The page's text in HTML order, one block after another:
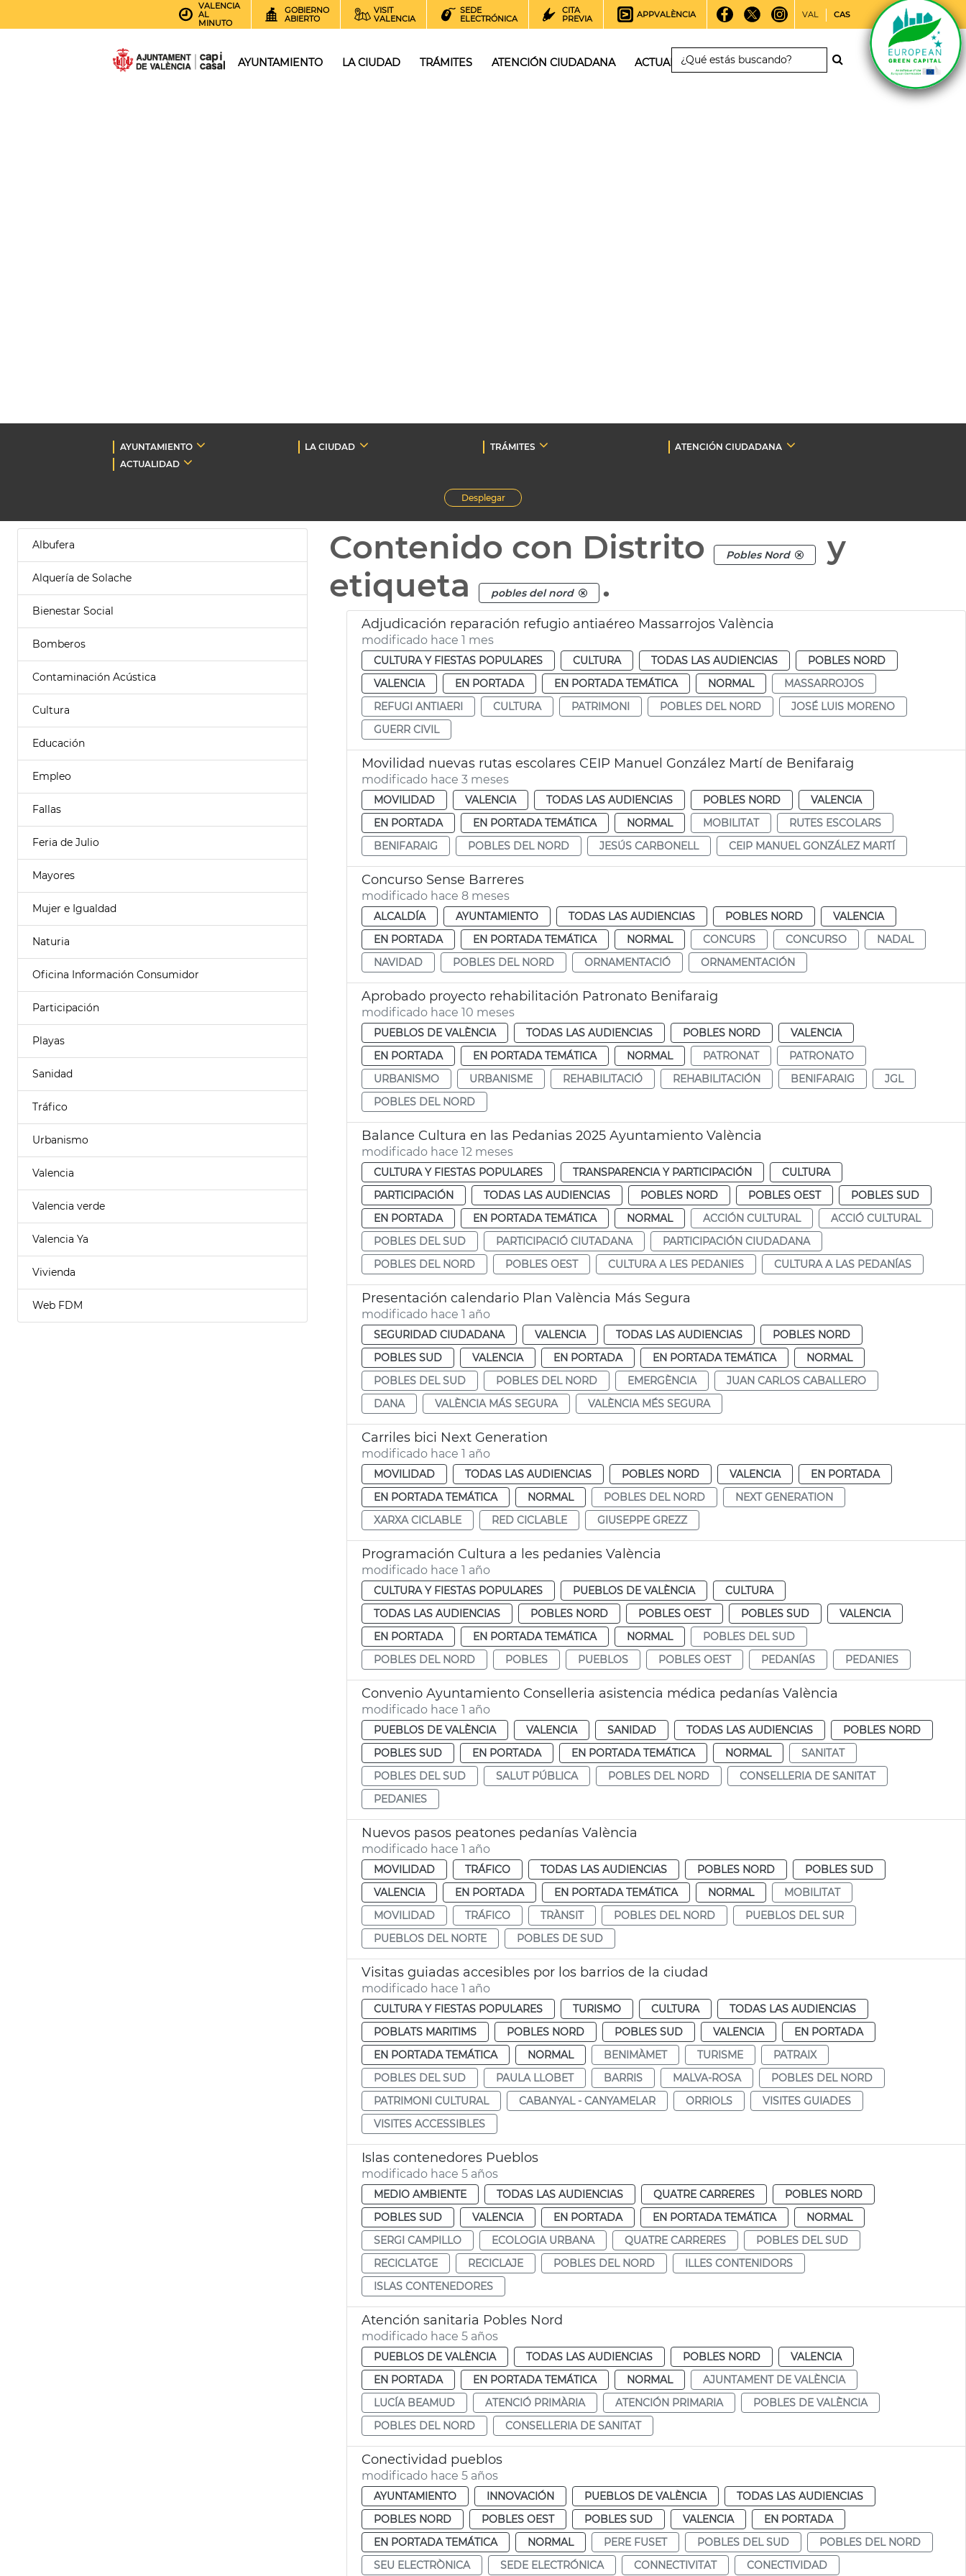
VALENCIA
AL
MINUTO
GOBIERNO
ABIERTO
VISIT
VALENCIA
SEDE
ELECTRÓNICA
CITA
PREVIA
APPVALÈNCIA VAL CAS
AYUNTAMIENTO LA CIUDAD TRÁMITES ATENCIÓN CIUDADANA ACTUALIDAD
AYUNTAMIENTO LA CIUDAD TRÁMITES
ATENCIÓN CIUDADANA
ACTUALIDAD
Desplegar
Albufera
Alquería de Solache
Bienestar Social
Bomberos
Contaminación Acústica
Cultura
Educación
Empleo
Fallas
Feria de Julio
Mayores
Mujer e Igualdad
Naturia
Oficina Información Consumidor
Participación
Playas
Sanidad
Tráfico
Urbanismo
Valencia
Valencia verde
Valencia Ya
Vivienda
Web FDM
Contenido con Distrito Pobles Nord
y
etiqueta
pobles del nord .
Adjudicación reparación refugio antiaéreo Massarrojos València
modificado hace 1 mes
CULTURA Y FIESTAS POPULARES CULTURA TODAS LAS AUDIENCIAS
POBLES NORD
VALENCIA
EN PORTADA EN PORTADA TEMÁTICA NORMAL
MASSARROJOS
REFUGI ANTIAERI
CULTURA PATRIMONI POBLES DEL NORD
JOSÉ LUIS MORENO
GUERR CIVIL
Movilidad nuevas rutas escolares CEIP Manuel González Martí de Benifaraig
modificado hace 3 meses
MOVILIDAD VALENCIA TODAS LAS AUDIENCIAS POBLES NORD
VALENCIA
EN PORTADA
EN PORTADA TEMÁTICA NORMAL MOBILITAT
RUTES ESCOLARS
BENIFARAIG
POBLES DEL NORD JESÚS CARBONELL CEIP MANUEL GONZÁLEZ MARTÍ
Concurso Sense Barreres
modificado hace 8 meses
ALCALDÍA AYUNTAMIENTO TODAS LAS AUDIENCIAS POBLES NORD
VALENCIA
EN PORTADA
EN PORTADA TEMÁTICA NORMAL CONCURS CONCURSO
NADAL
NAVIDAD
POBLES DEL NORD ORNAMENTACIÓ ORNAMENTACIÓN
Aprobado proyecto rehabilitación Patronato Benifaraig
modificado hace 10 meses
PUEBLOS DE VALÈNCIA TODAS LAS AUDIENCIAS POBLES NORD
VALENCIA
EN PORTADA
EN PORTADA TEMÁTICA NORMAL PATRONAT
PATRONATO
URBANISMO
URBANISME REHABILITACIÓ REHABILITACIÓN BENIFARAIG
JGL
POBLES DEL NORD
Balance Cultura en las Pedanias 2025 Ayuntamiento València
modificado hace 12 meses
CULTURA Y FIESTAS POPULARES TRANSPARENCIA Y PARTICIPACIÓN
CULTURA
PARTICIPACIÓN
TODAS LAS AUDIENCIAS POBLES NORD POBLES OEST
POBLES SUD
EN PORTADA
EN PORTADA TEMÁTICA NORMAL ACCIÓN CULTURAL
ACCIÓ CULTURAL
POBLES DEL SUD
PARTICIPACIÓ CIUTADANA
PARTICIPACIÓN CIUDADANA
POBLES DEL NORD
POBLES OEST CULTURA A LES PEDANIES CULTURA A LAS PEDANÍAS
Presentación calendario Plan València Más Segura
modificado hace 1 año
SEGURIDAD CIUDADANA VALENCIA TODAS LAS AUDIENCIAS
POBLES NORD
POBLES SUD
VALENCIA EN PORTADA EN PORTADA TEMÁTICA
NORMAL
POBLES DEL SUD
POBLES DEL NORD EMERGÈNCIA
JUAN CARLOS CABALLERO
DANA
VALÈNCIA MÁS SEGURA VALÈNCIA MÉS SEGURA
Carriles bici Next Generation
modificado hace 1 año
MOVILIDAD TODAS LAS AUDIENCIAS POBLES NORD VALENCIA
EN PORTADA
EN PORTADA TEMÁTICA
NORMAL POBLES DEL NORD
NEXT GENERATION
XARXA CICLABLE
RED CICLABLE GIUSEPPE GREZZ
Programación Cultura a les pedanies València
modificado hace 1 año
CULTURA Y FIESTAS POPULARES PUEBLOS DE VALÈNCIA
CULTURA
TODAS LAS AUDIENCIAS
POBLES NORD POBLES OEST POBLES SUD
VALENCIA
EN PORTADA
EN PORTADA TEMÁTICA NORMAL
POBLES DEL SUD
POBLES DEL NORD
POBLES PUEBLOS POBLES OEST PEDANÍAS PEDANIES
Convenio Ayuntamiento Conselleria asistencia médica pedanías València
modificado hace 1 año
PUEBLOS DE VALÈNCIA VALENCIA SANIDAD TODAS LAS AUDIENCIAS
POBLES NORD
POBLES SUD
EN PORTADA EN PORTADA TEMÁTICA NORMAL
SANITAT
POBLES DEL SUD
SALUT PÚBLICA POBLES DEL NORD
CONSELLERIA DE SANITAT
PEDANIES
Nuevos pasos peatones pedanías València
modificado hace 1 año
MOVILIDAD TRÁFICO TODAS LAS AUDIENCIAS POBLES NORD
POBLES SUD
VALENCIA
EN PORTADA EN PORTADA TEMÁTICA NORMAL
MOBILITAT
MOVILIDAD
TRÁFICO TRÀNSIT POBLES DEL NORD
PUEBLOS DEL SUR
PUEBLOS DEL NORTE
POBLES DE SUD
Visitas guiadas accesibles por los barrios de la ciudad
modificado hace 1 año
CULTURA Y FIESTAS POPULARES TURISMO CULTURA
TODAS LAS AUDIENCIAS
POBLATS MARITIMS
POBLES NORD POBLES SUD VALENCIA
EN PORTADA
EN PORTADA TEMÁTICA
NORMAL BENIMÀMET TURISME
PATRAIX
POBLES DEL SUD
PAULA LLOBET BARRIS MALVA-ROSA
POBLES DEL NORD
PATRIMONI CULTURAL
CABANYAL - CANYAMELAR ORRIOLS
VISITES GUIADES
VISITES ACCESSIBLES
Islas contenedores Pueblos
modificado hace 5 años
MEDIO AMBIENTE TODAS LAS AUDIENCIAS QUATRE CARRERES
POBLES NORD
POBLES SUD
VALENCIA EN PORTADA EN PORTADA TEMÁTICA
NORMAL
SERGI CAMPILLO
ECOLOGIA URBANA QUATRE CARRERES
POBLES DEL SUD
RECICLATGE
RECICLAJE POBLES DEL NORD
ILLES CONTENIDORS
ISLAS CONTENEDORES
Atención sanitaria Pobles Nord
modificado hace 5 años
PUEBLOS DE VALÈNCIA TODAS LAS AUDIENCIAS POBLES NORD
VALENCIA
EN PORTADA
EN PORTADA TEMÁTICA NORMAL
AJUNTAMENT DE VALÈNCIA
LUCÍA BEAMUD
ATENCIÓ PRIMÀRIA ATENCIÓN PRIMARIA
POBLES DE VALÈNCIA
POBLES DEL NORD
CONSELLERIA DE SANITAT
Conectividad pueblos
modificado hace 5 años
AYUNTAMIENTO INNOVACIÓN PUEBLOS DE VALÈNCIA
TODAS LAS AUDIENCIAS
POBLES NORD
POBLES OEST POBLES SUD VALENCIA
EN PORTADA
EN PORTADA TEMÁTICA
NORMAL PERE FUSET POBLES DEL SUD
POBLES DEL NORD
SEU ELECTRÒNICA
SEDE ELECTRÓNICA CONNECTIVITAT CONECTIVIDAD